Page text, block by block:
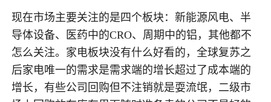
现在市场主要关注的是四个板块：新能源风电、半
导体设备、医药中的CRO、周期中的铝，其他都不
怎么关注。家电板块没有什么好看的，全球复苏之
后家电唯一的需求是需求端的增长超过了成本端的
增长，有些公司回购但不注销就是耍流氓，二级市